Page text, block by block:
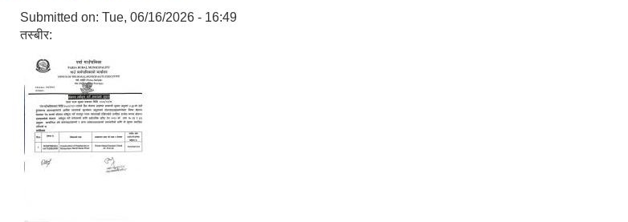
Submitted on: Tue, 06/16/2026 - 16:49
तस्बीर: